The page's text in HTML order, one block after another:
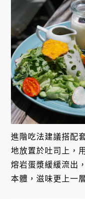
進階吃法建議搭配
地放置於吐司上，
熔岩蛋漿緩緩流出
本體，滋味更上一